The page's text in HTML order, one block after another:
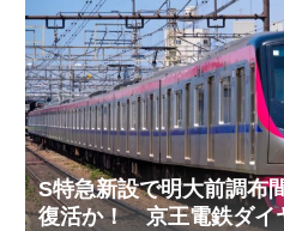
S特急新設で明大前調布
復活か！ 京王電鉄ダイ